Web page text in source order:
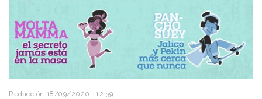
Redacción 18/09/2020 · 12:39